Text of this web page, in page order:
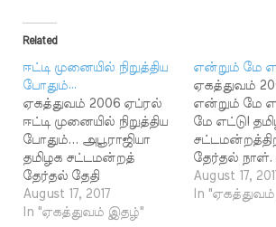
Related
ஈட்டி முனையில் நிறுத்திய
போதும்…
ஏகத்துவம் 2006 ஏப்ரல்
ஈட்டி முனையில் நிறுத்திய
போதும்... அபூராஜியா
தமிழக சட்டமன்றத்
தேர்தல் தேதி
அறிவிக்கப்பட்டு,
பிரச்சாரம் சூடு
August 17, 2017
In "ஏகத்துவம் இதழ்"
என்றும் மே
ஏகத்துவம்
என்றும் மே
மே எட்டு!
தேர்தல் நாள்.
நட்சத்திர
August 17,
In